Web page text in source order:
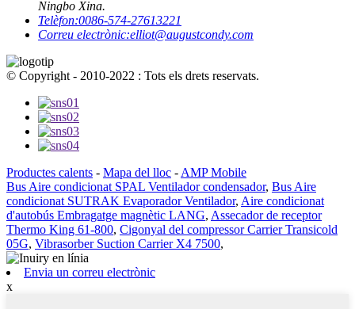
Ningbo Xina.
Telèfon:0086-574-27613221
Correu electrònic:elliot@augustcondy.com
© Copyright - 2010-2022 : Tots els drets reservats.
Productes calents - Mapa del lloc - AMP Mobile
Bus Aire condicionat SPAL Ventilador condensador, Bus Aire
condicionat SUTRAK Evaporador Ventilador, Aire condicionat
d'autobús Embragatge magnètic LANG, Assecador de receptor
Thermo King 61-800, Cigonyal del compressor Carrier Transicold
05G, Vibrasorber Suction Carrier X4 7500,
Envia un correu electrònic
x